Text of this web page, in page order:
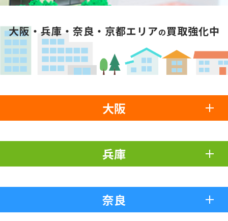
大阪・兵庫・奈良・京都エリアの買取強化中
大阪
兵庫
奈良